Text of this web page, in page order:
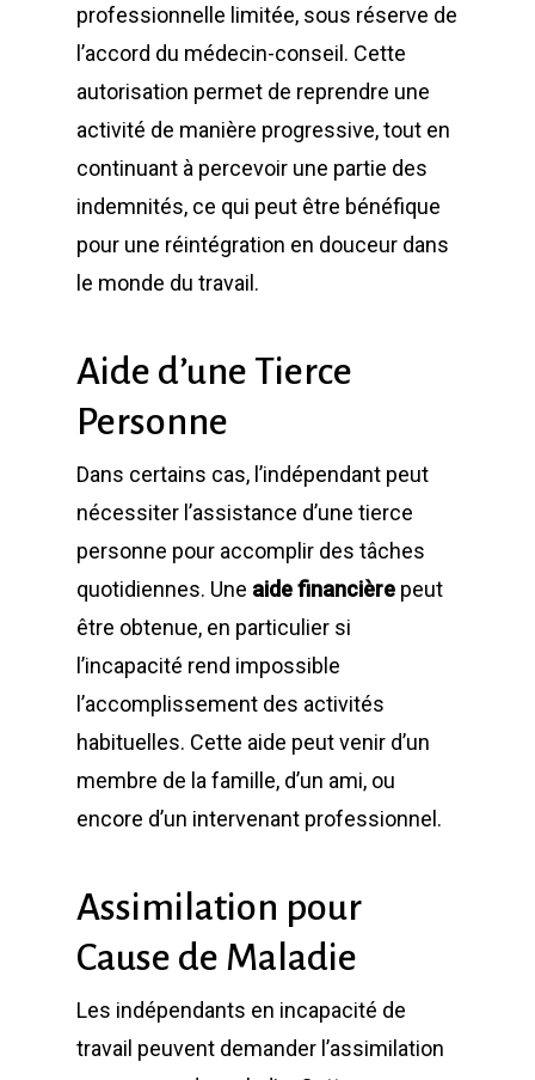
professionnelle limitée, sous réserve de
l’accord du médecin-conseil. Cette
autorisation permet de reprendre une
activité de manière progressive, tout en
continuant à percevoir une partie des
indemnités, ce qui peut être bénéfique
pour une réintégration en douceur dans
le monde du travail.
Aide d’une Tierce
Personne
Dans certains cas, l’indépendant peut
nécessiter l’assistance d’une tierce
personne pour accomplir des tâches
quotidiennes. Une aide financière peut
être obtenue, en particulier si
l’incapacité rend impossible
l’accomplissement des activités
habituelles. Cette aide peut venir d’un
membre de la famille, d’un ami, ou
encore d’un intervenant professionnel.
Assimilation pour
Cause de Maladie
Les indépendants en incapacité de
travail peuvent demander l’assimilation